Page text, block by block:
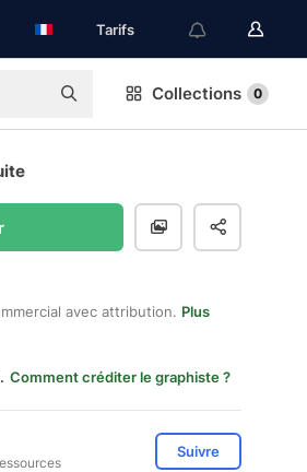
Tarifs
Collections 0
avec attribution. Plus
Comment créditer le graphiste ?
Suivre